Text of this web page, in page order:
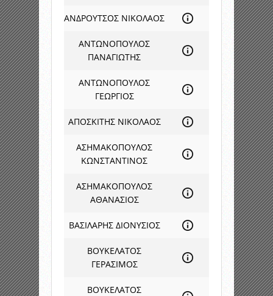
ΑΝΔΡΟΥΤΣΟΣ ΝΙΚΟΛΑΟΣ
ΑΝΤΩΝΟΠΟΥΛΟΣ
ΠΑΝΑΓΙΩΤΗΣ
ΑΝΤΩΝΟΠΟΥΛΟΣ
ΓΕΩΡΓΙΟΣ
ΑΠΟΣΚΙΤΗΣ ΝΙΚΟΛΑΟΣ
ΑΣΗΜΑΚΟΠΟΥΛΟΣ
ΚΩΝΣΤΑΝΤΙΝΟΣ
ΑΣΗΜΑΚΟΠΟΥΛΟΣ
ΑΘΑΝΑΣΙΟΣ
ΒΑΣΙΛΑΡΗΣ ΔΙΟΝΥΣΙΟΣ
ΒΟΥΚΕΛΑΤΟΣ
ΓΕΡΑΣΙΜΟΣ
ΒΟΥΚΕΛΑΤΟΣ